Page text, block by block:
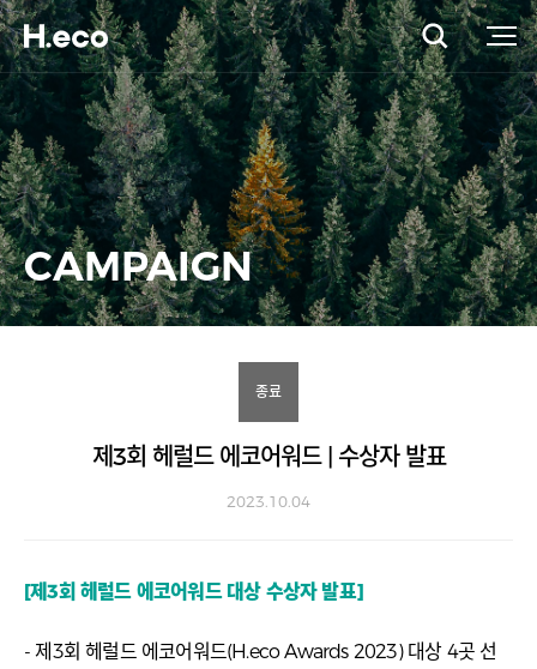
CAMPAIGN
종료
제3회 헤럴드 에코어워드 | 수상자 발표
2023.10.04
[제3회 헤럴드 에코어워드 대상 수상자 발표]
- 제3회 헤럴드 에코어워드(H.eco Awards 2023) 대상 4곳 선